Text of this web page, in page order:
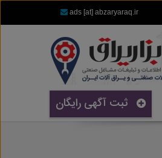
ads [at] abzaryaraq.ir
ثبت آگهی رایگان